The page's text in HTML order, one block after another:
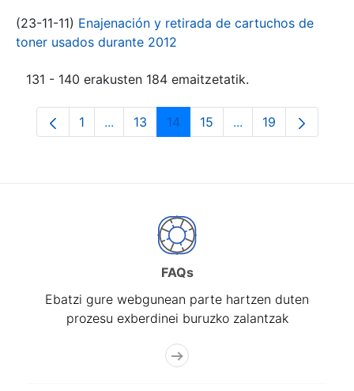
(23-11-11) Enajenación y retirada de cartuchos de
toner usados durante 2012
131 - 140 erakusten 184 emaitzetatik.
Orrialdea
1 ...Intermediate Pages Use TAB to navigate.
Orrialdea
13 Orrialdea
14 Orrialdea
15 ...Intermediate
Orrialdea
19
FAQs
Ebatzi gure webgunean parte hartzen duten
prozesu exberdinei buruzko zalantzak